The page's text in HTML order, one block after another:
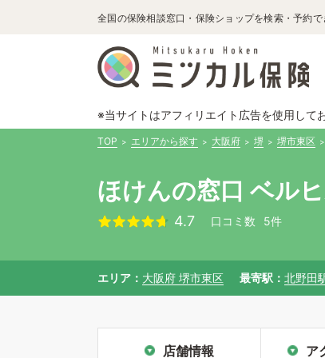
全国の保険相談窓口・保険ショップを検索・予約で
※当サイトはアフィリエイト広告を使用して
TOP エリアから探す 大阪府 堺 堺市東区
ほけんの窓口 ベル
4.7 口コミ数 5件
エリア 大阪府 堺市東区 最寄駅 北野田
店舗情報 ア